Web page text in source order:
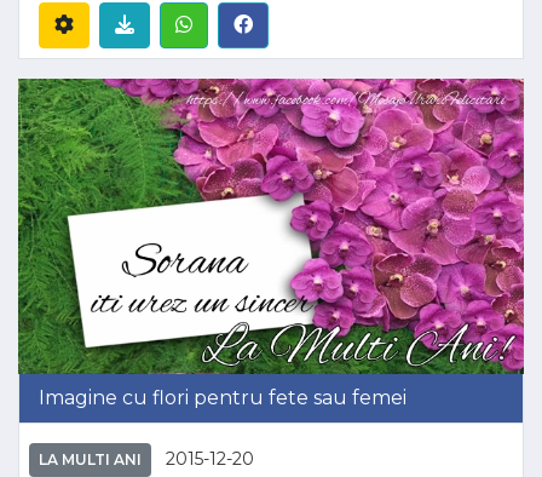
Imagine cu flori pentru fete sau femei
LA MULTI ANI 2015-12-20